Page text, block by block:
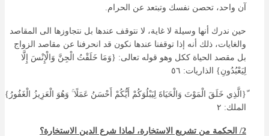
آن واحد، تحصن نفسك وتبتعد عن الحرام.
حين ندرك أنها وسيلة لا غاية، لا نتوقف عندها بل نتجاوزها الى المقاصد
والغايات، ذلك أنه إذا توقفنا عندها نكون قد انحرفنا عن مقاصد الزواج
بل مقصد الحياة ككل وهو قوله تعالى: {وَمَا خَلَقْتُ الْجِنَّ وَالْإِنْسَ إِلَّا
لِيَعْبُدُونِ} الذاريات: ٥٦
ّ{الَّذِي خَلَقَ الْمَوْتَ وَالْحَيَاةَ لِيَبْلُوَكُمْ أَيُّكُمْ أَحْسَنُ عَمَلًاۚ وَهُوَ الْعَزِيزُ الْغَفُورُ}
الملك: ٢
2/ الحكمة من تشريع الاستخارة، لماذا شرع الدين الاستخارة؟